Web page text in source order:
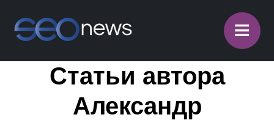
≡
Статьи автора
Александр